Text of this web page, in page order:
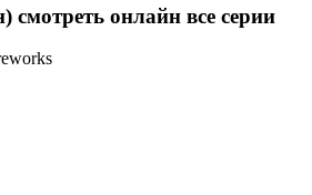
смотреть онлайн все серии